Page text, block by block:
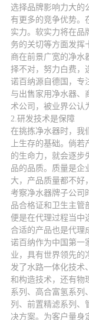
选择品牌影响力大的
有更多的竞争优势。
实力。软实力将在品
务的关切等方面发挥
商在前景广宽的净水
择不对，努力白费，
诺百纳源自德国，专
与出售家用净水器、
术公司，被业界公认
2.研发技术是保障
在挑拣净水器时，我
上生存的基础。倘
的生命力，就会逐步
品的品质。质量是企
大，产品质量都不好
考察净水器牌子公司
品合格证和卫生主管
便是在代理过程当中
合适的产品也是代理
诺百纳作为中国第一
业，具有世界领先的
发了水路一体化技术
和构造技术，还有物
系列、高合富氢系列
列、前置精滤系列、
决方案。为客户量身